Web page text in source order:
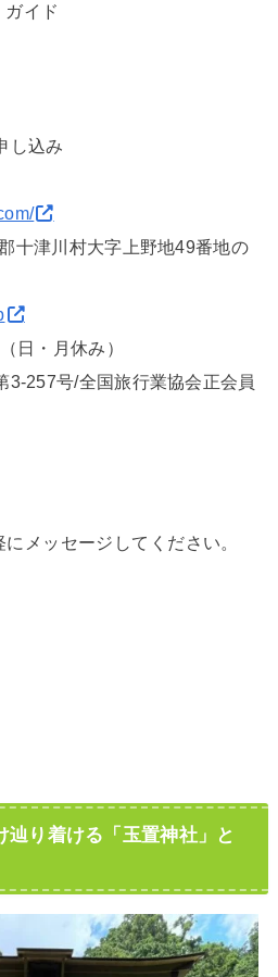
イド
し込み
十津川村大字上野地49番地の
日・月休み）
3-257号/全国旅行業協会正会員
メッセージしてください。
辿り着ける「玉置神社」と